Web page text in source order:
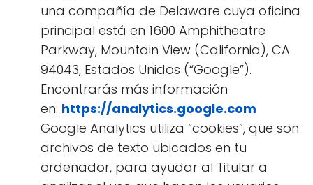
una compañía de Delaware cuya oficina
principal está en 1600 Amphitheatre
Parkway, Mountain View (California), CA
94043, Estados Unidos (“Google”).
Encontrarás más información
en: https://analytics.google.com
Google Analytics utiliza “cookies”, que son
archivos de texto ubicados en tu
ordenador, para ayudar al Titular a